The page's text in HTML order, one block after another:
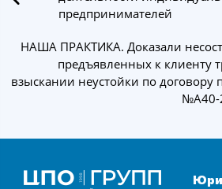
предпринимателей
НАША ПРАКТИКА. Доказали
предъявленных к клиенту
взыскании неустойки по договору
№А40-